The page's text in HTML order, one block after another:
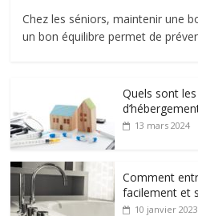
Chez les séniors, maintenir une
un bon équilibre permet de
Quels sont
13 mars 2024
Comment
facilement et
10 janvier 2023